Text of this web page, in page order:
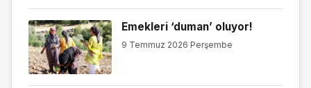
Emekleri ‘duman’ oluyor!
9 Temmuz 2026 Perşembe